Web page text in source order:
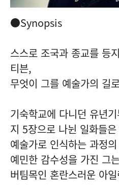
●Synopsis
스스로 조국과 종교를 등
티븐,
무엇이 그를 예술가의 길
기숙학교에 다니던 유년
지 5장으로 나뉜 일화들
예술가로 인식하는 과정
예민한 감수성을 가진 그
버팀목인 혼란스러운 아